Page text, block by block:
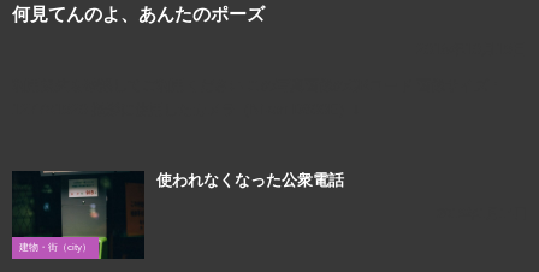
何見てんのよ、あんたのポーズ
建物・街（city）
使われなくなった公衆電話